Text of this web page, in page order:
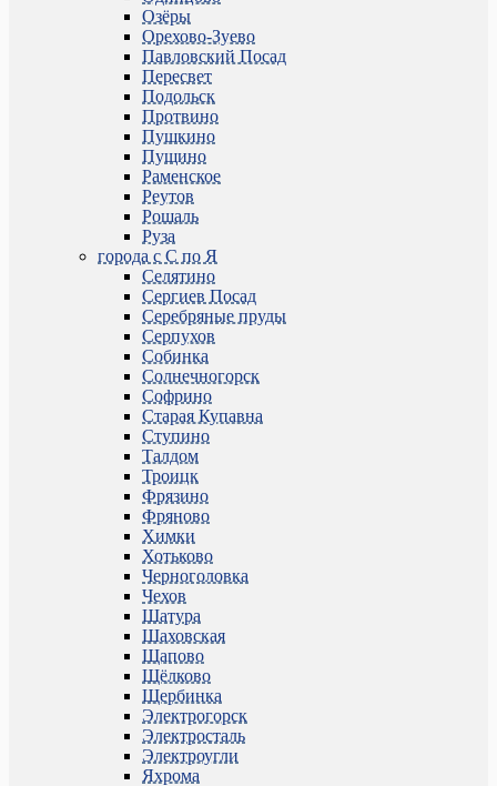
Озёры
Орехово-Зуево
Павловский Посад
Пересвет
Подольск
Протвино
Пушкино
Пущино
Раменское
Реутов
Рошаль
Руза
города с С по Я
Селятино
Сергиев Посад
Серебряные пруды
Серпухов
Собинка
Солнечногорск
Софрино
Старая Купавна
Ступино
Талдом
Троицк
Фрязино
Фряново
Химки
Хотьково
Черноголовка
Чехов
Шатура
Шаховская
Щапово
Щёлково
Щербинка
Электрогорск
Электросталь
Электроугли
Яхрома